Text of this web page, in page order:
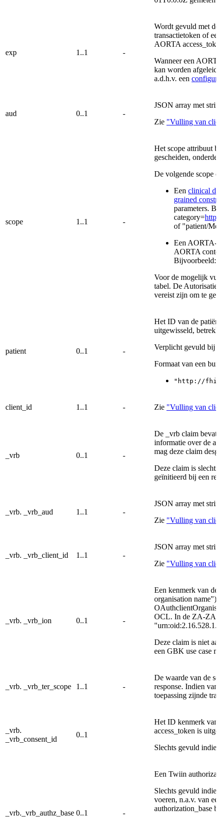
exp 1..1 -
Wordt gevuld met
transactietoken of
AORTA
Wanneer een
kan worden afgeleid
a.d.h.v. een
aud 0..1 -
JSON array met
Zie "Vulling van
scope 1..1 -
Het scope attribuut
gescheiden,
De volgende scope
Een clinical
grained
parameters.
category=
of "patient/
Een AORTA-
AORTA
Bijvoorbeeld:
Voor de mogelijk
tabel. De Autorisatie
vereist zijn om te
patient 0..1 -
Het ID van de
uitgewisseld,
Verplicht gevuld bij
Formaat van een
"http://
client_id 1..1 - Zie "Vulling van
_vrb 0..1 -
De _vrb claim
informatie over de
mag deze claim
Deze claim is
geïnitieerd bij een
_vrb. _vrb_aud 1..1 -
JSON array met
Zie "Vulling van
_vrb. _vrb_client_id 1..1 -
JSON array met
Zie "Vulling van
_vrb. _vrb_ion 0..1 -
Een kenmerk van
organisation
OCL. In de ZA-ZA
Deze claim is niet
een GBK use case
_vrb. _vrb_ter_scope 1..1 -
De waarde van de
response. Indien
toepassing zijnde
_vrb.
_vrb_consent_id
0..1
Het ID kenmerk van
access_token is
Slechts gevuld
_vrb._vrb_authz_base 0..1 -
Een Twiin
Slechts gevuld
voeren, n.a.v. van
authorization_base